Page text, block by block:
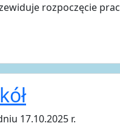
rozpoczęcie prac
17.10.2025 r.